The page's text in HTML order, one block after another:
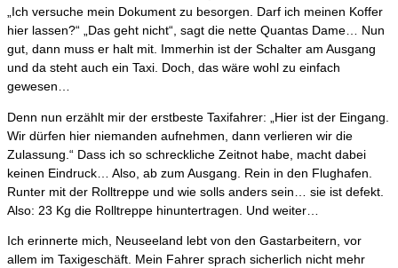
„Ich versuche mein Dokument zu besorgen. Darf ich meinen Koffer
hier lassen?“ „Das geht nicht“, sagt die nette Quantas Dame… Nun
gut, dann muss er halt mit. Immerhin ist der Schalter am Ausgang
und da steht auch ein Taxi. Doch, das wäre wohl zu einfach
gewesen…
Denn nun erzählt mir der erstbeste Taxifahrer: „Hier ist der Eingang.
Wir dürfen hier niemanden aufnehmen, dann verlieren wir die
Zulassung.“ Dass ich so schreckliche Zeitnot habe, macht dabei
keinen Eindruck… Also, ab zum Ausgang. Rein in den Flughafen.
Runter mit der Rolltreppe und wie solls anders sein… sie ist defekt.
Also: 23 Kg die Rolltreppe hinuntertragen. Und weiter…
Ich erinnerte mich, Neuseeland lebt von den Gastarbeitern, vor
allem im Taxigeschäft. Mein Fahrer sprach sicherlich nicht mehr